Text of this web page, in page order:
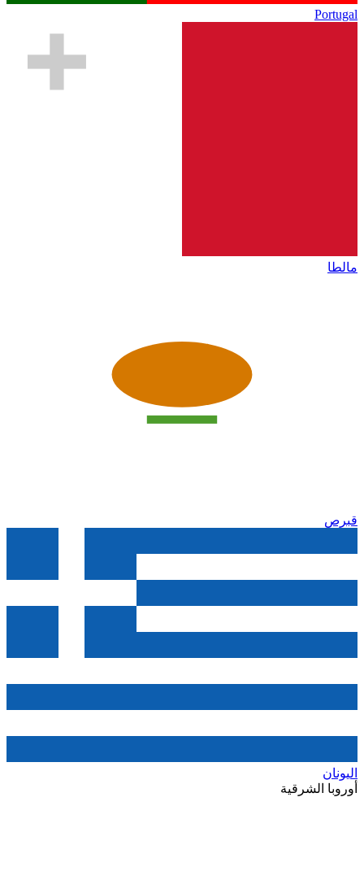
Portugal
مالطا
قبرص
اليونان
أوروبا الشرقية